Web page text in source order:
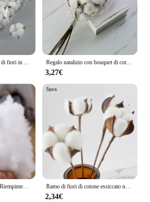
Regalo natalizio con bouquet di cotone artificiale, composizioni floreali e prodotti floreali Bouquet natalizio con fiori eterni per la decorazione domestica
3,27€
Ramo di fiori di cotone essiccato naturale Bouquet da damigella d'onore decorazione bianca decorazione della casa fiore artificiale fiori bianchi finti
2,34€